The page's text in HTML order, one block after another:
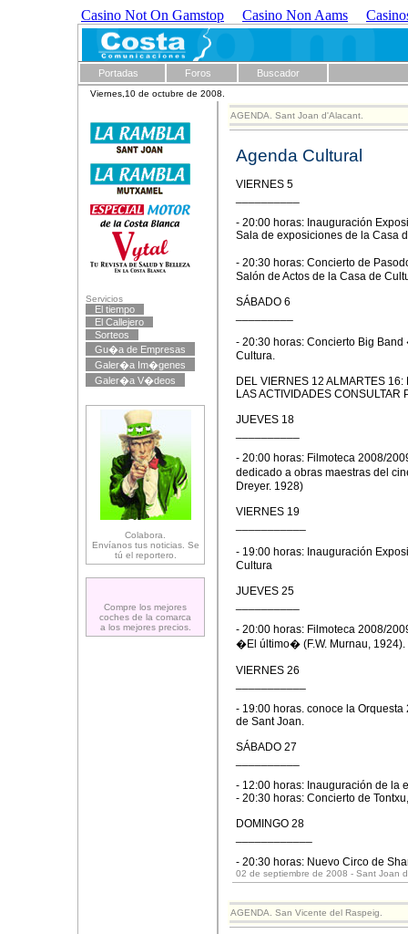
Casino Not On Gamstop Casino Non Aams
Portadas Foros Buscador
Viernes,10 de octubre de 2008.
Servicios
El tiempo
El Callejero
Sorteos
Gu�a de Empresas
Galer�a Im�genes
Galer�a V�deos
Colabora.
Envíanos tus noticias. Se
tú el reportero.
Compre los mejores
coches de la comarca
a los mejores precios.
AGENDA. Sant Joan d'Alacant.
Agenda Cultural
VIERNES 5
- 20:00 horas: Inauguración
Sala de exposiciones de la Casa
- 20:30 horas: Concierto de
Salón de Actos de la Casa de
SÁBADO 6
- 20:30 horas: Concierto Big
Cultura.
DEL VIERNES 12 ALMARTES 16:
LAS ACTIVIDADES CONSULTAR
JUEVES 18
- 20:00 horas: Filmoteca 2008/
dedicado a obras maestras del
Dreyer. 1928)
VIERNES 19
- 19:00 horas: Inauguración
Cultura
JUEVES 25
- 20:00 horas: Filmoteca 2008/
�El último� (F.W. Murnau, 1924).
VIERNES 26
- 19:00 horas. conoce la
de Sant Joan.
SÁBADO 27
- 12:00 horas: Inauguración de la
- 20:30 horas: Concierto de
DOMINGO 28
- 20:30 horas: Nuevo Circo de
02 de septiembre de 2008 - Sant Joan
AGENDA. San Vicente del Raspeig.